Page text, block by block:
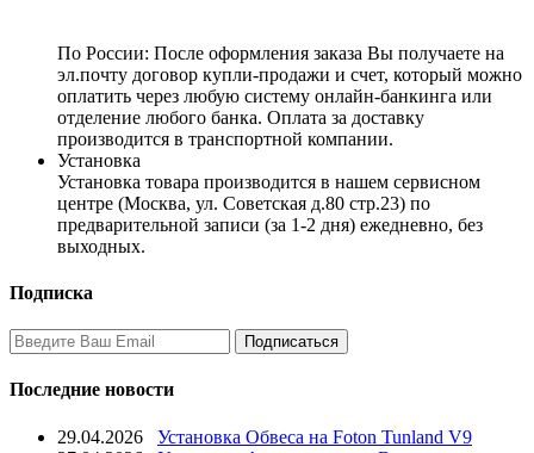
По России: После оформления заказа Вы получаете на
эл.почту договор купли-продажи и счет, который можно
оплатить через любую систему онлайн-банкинга или
отделение любого банка. Оплата за доставку
производится в транспортной компании.
Установка
Установка товара производится в нашем сервисном
центре (Москва, ул. Советская д.80 стр.23) по
предварительной записи (за 1-2 дня) ежедневно, без
выходных.
Подписка
Последние новости
29.04.2026
Установка Обвеса на Foton Tunland V9